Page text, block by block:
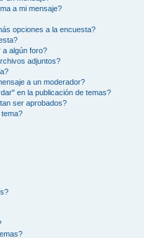
a mi mensaje?
opciones a la encuesta?
a algún foro?
adjuntos?
a un moderador?
en la publicación de temas?
ser aprobados?